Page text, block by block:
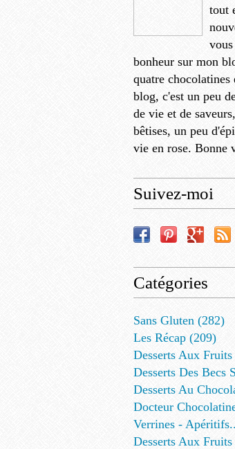
tout
bonheur sur mon
quatre
blog, c'est un peu
de vie et de
bêtises, un peu
vie en rose. Bonne
Suivez-moi
Catégories
Sans Gluten (282)
Les Récap (209)
Desserts Aux
Desserts Des Becs
Desserts Au
Docteur
Verrines -
Desserts Aux